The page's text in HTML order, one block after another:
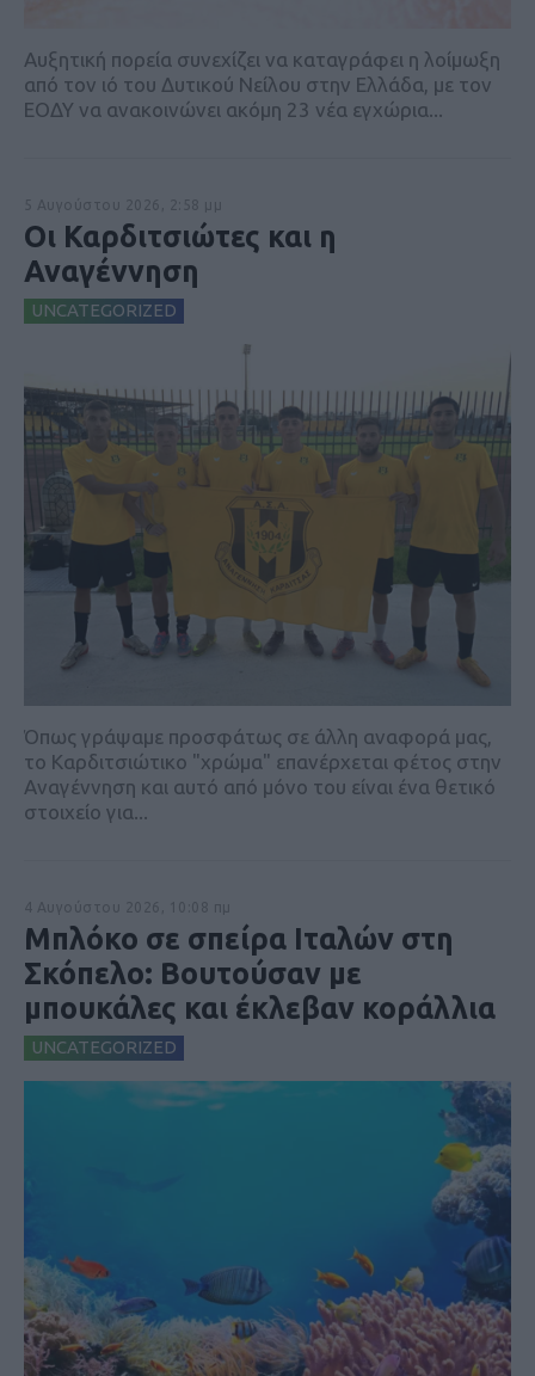
Αυξητική πορεία συνεχίζει να καταγράφει η λοίμωξη
από τον ιό του Δυτικού Νείλου στην Ελλάδα, με τον
ΕΟΔΥ να ανακοινώνει ακόμη 23 νέα εγχώρια...
Οι Καρδιτσιώτες και η
Αναγέννηση
UNCATEGORIZED
Όπως γράψαμε προσφάτως σε άλλη αναφορά μας,
το Καρδιτσιώτικο "χρώμα" επανέρχεται φέτος στην
Αναγέννηση και αυτό από μόνο του είναι ένα θετικό
στοιχείο για...
Μπλόκο σε σπείρα Ιταλών στη
Σκόπελο: Βουτούσαν με
μπουκάλες και έκλεβαν κοράλλια
UNCATEGORIZED